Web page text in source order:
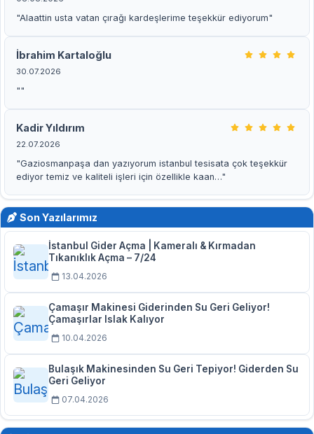
"Alaattin usta vatan çırağı kardeşlerime teşekkür ediyorum"
İbrahim Kartaloğlu
30.07.2026
""
Kadir Yıldırım
22.07.2026
"Gaziosmanpaşa dan yazıyorum istanbul tesisata çok teşekkür
ediyor temiz ve kaliteli işleri için özellikle kaan…"
Son Yazılarımız
İstanbul Gider Açma | Kameralı & Kırmadan
Tıkanıklık Açma – 7/24
13.04.2026
Çamaşır Makinesi Giderinden Su Geri Geliyor!
Çamaşırlar Islak Kalıyor
10.04.2026
Bulaşık Makinesinden Su Geri Tepiyor! Giderden Su
Geri Geliyor
07.04.2026